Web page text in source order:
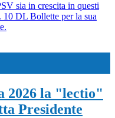
sia in crescita in questi
10 DL Bollette per la sua
2026 la "lectio"
Presidente